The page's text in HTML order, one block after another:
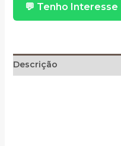
Alcinha
3
💬 Tenho Interesse
Descrição